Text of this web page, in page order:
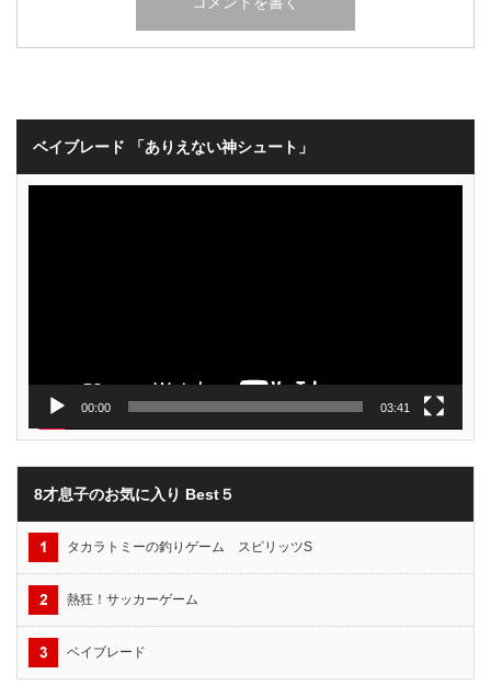
ベイブレード 「ありえない神シュート」
動
00:00 03:41
8才息子のお気に入り Best５
タカラトミーの釣りゲーム スピリッツS
熱狂！サッカーゲーム
ベイブレード